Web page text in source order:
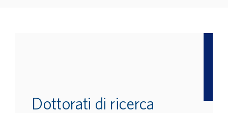
Dottorati di ricerca